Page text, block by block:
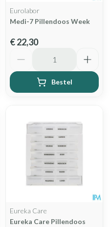
Eurolabor
Medi-7 Pillendoos Week
€ 22,30
Bestel
Eureka Care
Eureka Care Pillendoos